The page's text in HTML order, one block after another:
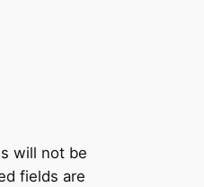
will not be
fields are